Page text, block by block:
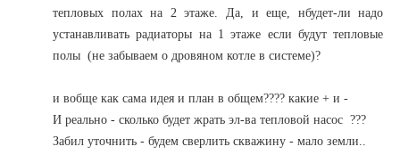
тепловых полах на 2 этаже. Да, и еще, нбудет-ли надо
устанавливать радиаторы на 1 этаже если будут тепловые
полы (не забываем о дровяном котле в системе)?
и вобще как сама идея и план в общем???? какие + и -
И реально - сколько будет жрать эл-ва тепловой насос ???
Забил уточнить - будем сверлить скважину - мало земли..